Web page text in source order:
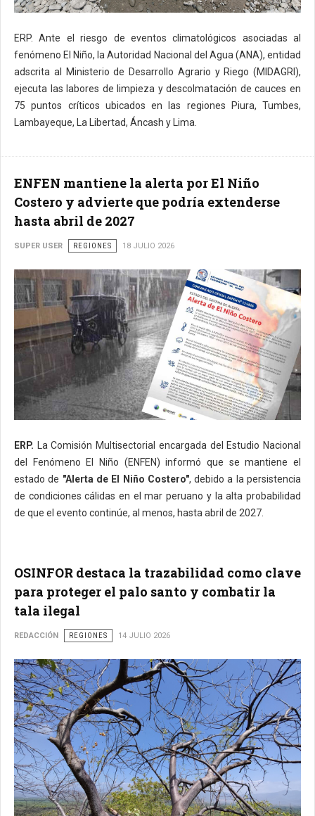
ERP. Ante el riesgo de eventos climatológicos asociadas al
fenómeno El Niño, la Autoridad Nacional del Agua (ANA), entidad
adscrita al Ministerio de Desarrollo Agrario y Riego (MIDAGRI),
ejecuta las labores de limpieza y descolmatación de cauces en
75 puntos críticos ubicados en las regiones Piura, Tumbes,
Lambayeque, La Libertad, Áncash y Lima.
ENFEN mantiene la alerta por El Niño
Costero y advierte que podría extenderse
hasta abril de 2027
SUPER USER REGIONES 18 JULIO 2026
ERP. La Comisión Multisectorial encargada del Estudio Nacional
del Fenómeno El Niño (ENFEN) informó que se mantiene el
estado de "Alerta de El Niño Costero", debido a la persistencia
de condiciones cálidas en el mar peruano y la alta probabilidad
de que el evento continúe, al menos, hasta abril de 2027.
OSINFOR destaca la trazabilidad como clave
para proteger el palo santo y combatir la
tala ilegal
REDACCIÓN REGIONES 14 JULIO 2026